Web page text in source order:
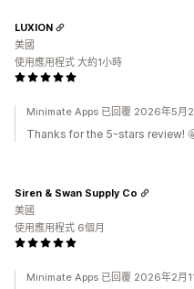
LUXION
美國
使用應用程式 大約1小時
Minimate Apps 已回覆 2026年5月
Thanks for the 5-stars review!
Siren & Swan Supply Co
美國
使用應用程式 6個月
Minimate Apps 已回覆 2026年2月